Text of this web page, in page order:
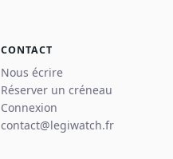
CONTACT
Nous écrire
Réserver un créneau
Connexion
contact@legiwatch.fr